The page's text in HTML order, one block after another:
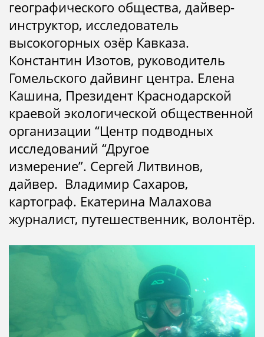
географического общества, дайвер-
инструктор, исследователь
высокогорных озёр Кавказа.
Константин Изотов, руководитель
Гомельского дайвинг центра. Елена
Кашина, Президент Краснодарской
краевой экологической общественной
организации “Центр подводных
исследований “Другое
измерение”. Сергей Литвинов,
дайвер. Владимир Сахаров,
картограф. Екатерина Малахова
журналист, путешественник, волонтёр.